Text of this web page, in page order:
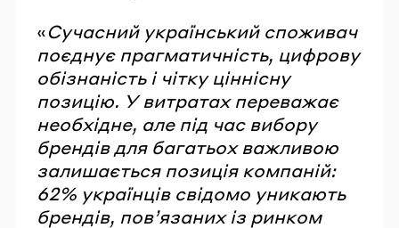
«Сучасний український споживач
поєднує прагматичність, цифрову
обізнаність і чітку ціннісну
позицію. У витратах переважає
необхідне, але під час вибору
брендів для багатьох важливою
залишається позиція компаній:
62% українців свідомо уникають
брендів, пов’язаних із ринком